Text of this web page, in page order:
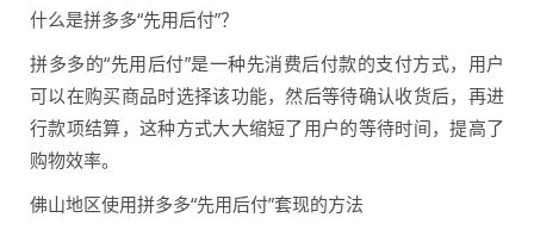
什么是拼多多“先用后付”？
拼多多的“先用后付”是一种先消费后付款的支付方式，用户
可以在购买商品时选择该功能，然后等待确认收货后，再进
行款项结算，这种方式大大缩短了用户的等待时间，提高了
购物效率。
佛山地区使用拼多多“先用后付”套现的方法